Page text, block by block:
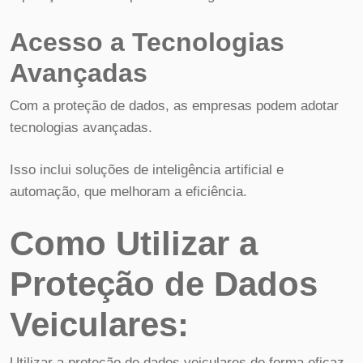
Acesso a Tecnologias
Avançadas
Com a proteção de dados, as empresas podem adotar
tecnologias avançadas.
Isso inclui soluções de inteligência artificial e
automação, que melhoram a eficiência.
Como Utilizar a
Proteção de Dados
Veiculares: